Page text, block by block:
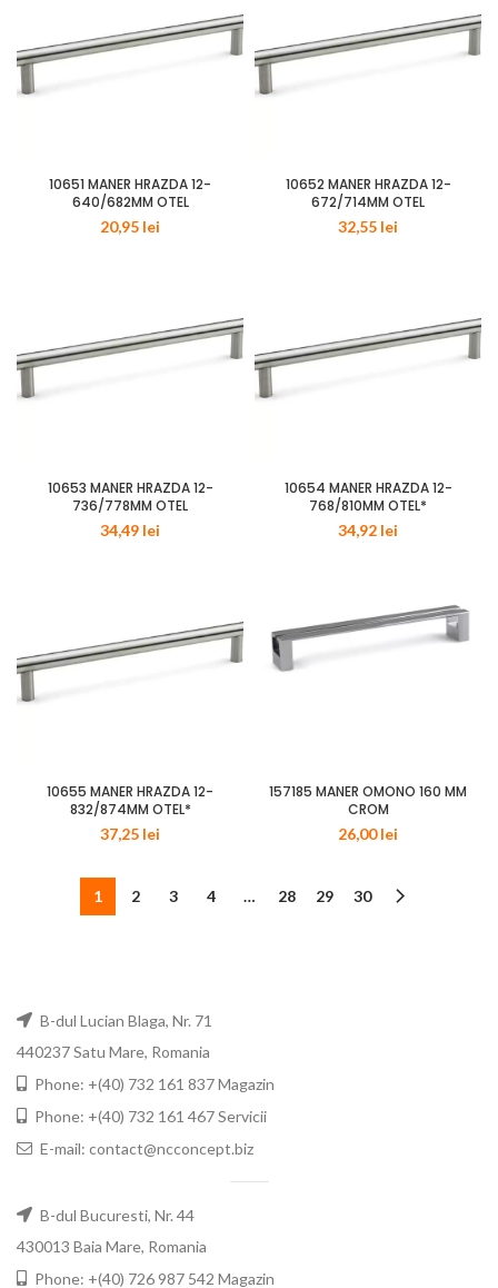
10651 MANER HRAZDA 12-
640/682MM OTEL
20,95 lei
10652 MANER HRAZDA 12-
672/714MM OTEL
32,55 lei
10653 MANER HRAZDA 12-
736/778MM OTEL
34,49 lei
10654 MANER HRAZDA 12-
768/810MM OTEL*
34,92 lei
10655 MANER HRAZDA 12-
832/874MM OTEL*
37,25 lei
157185 MANER OMONO 160 MM
CROM
26,00lei
1 2 3 4 … 28 29 30
B-dul Lucian Blaga, Nr. 71
440237 Satu Mare, Romania
Phone: +(40) 732 161 837 Magazin
Phone: +(40) 732 161 467 Servicii
E-mail: contact@ncconcept.biz
B-dul Bucuresti, Nr. 44
430013 Baia Mare, Romania
Phone: +(40) 726 987 542 Magazin